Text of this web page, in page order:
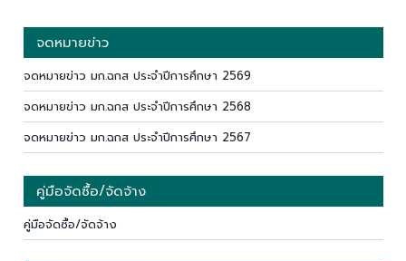
จดหมายข่าว
จดหมายข่าว มก.ฉกส ประจำปีการศึกษา 2569
จดหมายข่าว มก.ฉกส ประจำปีการศึกษา 2568
จดหมายข่าว มก.ฉกส ประจำปีการศึกษา 2567
คู่มือจัดซื้อ/จัดจ้าง
คู่มือจัดซื้อ/จัดจ้าง